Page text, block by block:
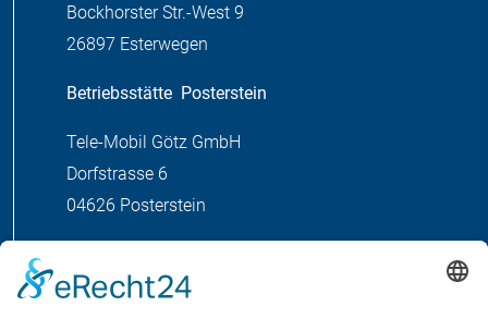
Bockhorster Str.-West 9
26897 Esterwegen
Betriebsstätte Posterstein
Tele-Mobil Götz GmbH
Dorfstrasse 6
04626 Posterstein